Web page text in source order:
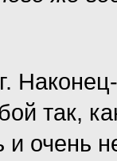
так,
очень